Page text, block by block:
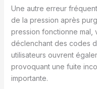
Une autre erreur
de la pression après
pression fonctionne mal,
déclenchant des codes
utilisateurs ouvrent
provoquant une fuite
importante.